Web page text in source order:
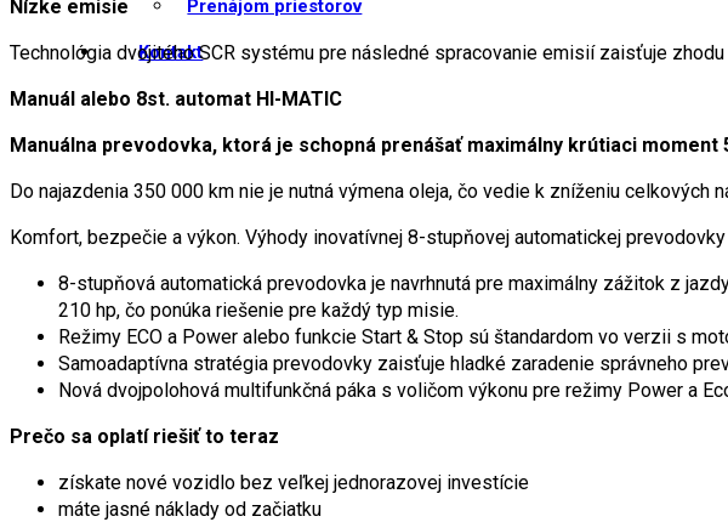
Prenájom priestorov
Kontakt
Nízke emisie
Technológia dvojitého SCR systému pre následné spracovanie emisií zaisťuje zhodu
Manuál alebo 8st. automat HI-MATIC
Manuálna prevodovka, ktorá je schopná prenášať maximálny krútiaci moment
Do najazdenia 350 000 km nie je nutná výmena oleja, čo vedie k zníženiu celkových
Komfort, bezpečie a výkon. Výhody inovatívnej 8-stupňovej automatickej
8-stupňová automatická prevodovka je navrhnutá pre maximálny zážitok z
210 hp, čo ponúka riešenie pre každý typ misie.
Režimy ECO a Power alebo funkcie Start & Stop sú štandardom vo verzii s
Samoadaptívna stratégia prevodovky zaisťuje hladké zaradenie správneho
Nová dvojpolohová multifunkčná páka s voličom výkonu pre režimy Power a
Prečo sa oplatí riešiťto teraz
získate nové vozidlo bez veľkej jednorazovej investície
máte jasné náklady od začiatku